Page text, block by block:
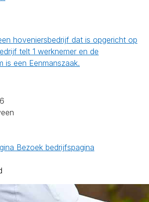
hoveniersbedrijf dat is opgericht op
telt 1 werknemer en de
is een Eenmanszaak.
Bezoek bedrijfspagina